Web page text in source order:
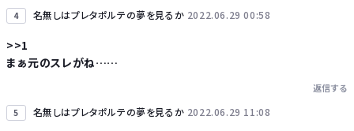
4 名無しはプレタポルテの夢を見るか 2022.06.29 00:58
>>1
まぁ元のスレがね……
返信する
5 名無しはプレタポルテの夢を見るか 2022.06.29 11:08